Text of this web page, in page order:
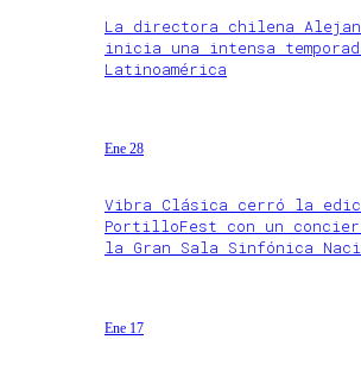
La directora chilena
inicia una intensa
Latinoamérica
Ene 28
Vibra Clásica cerró la
PortilloFest con un
la Gran Sala Sinfónica
Ene 17